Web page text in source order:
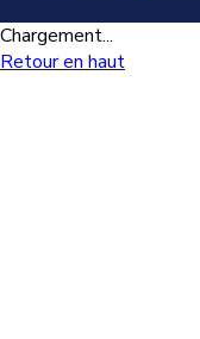
Chargement...
Retour en haut